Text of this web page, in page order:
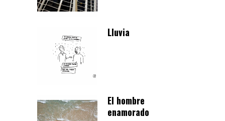
Lluvia
El hombre
enamorado